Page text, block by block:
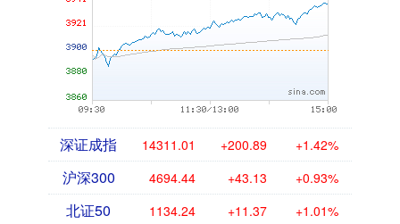
深证成指 14311.01 +200.89 +1.42%
沪深300 4694.44 +43.13 +0.93%
北证50 1134.24 +11.37 +1.01%